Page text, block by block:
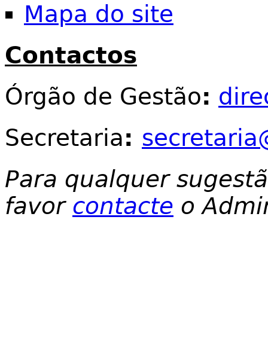
Mapa do site
Contactos
Órgão de Gestão:
Secretaria:
Para qualquer
favor contacte o